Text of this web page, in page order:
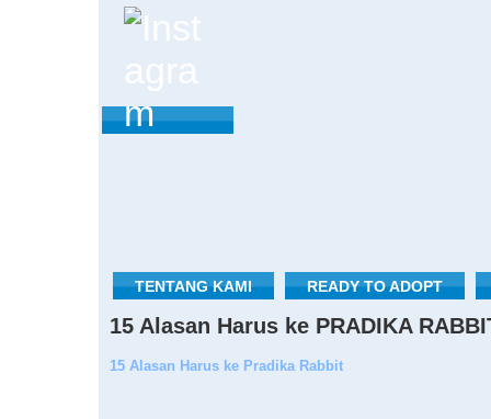
TENTANG KAMI READY TO ADOPT
15 Alasan Harus ke PRADIKA
15 Alasan Harus ke Pradika Rabbit